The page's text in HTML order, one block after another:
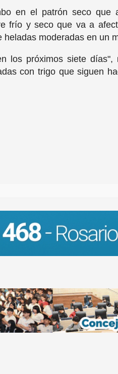
en el patrón seco que
frío y seco que va a
moderadas en un
los próximos siete
con trigo que siguen